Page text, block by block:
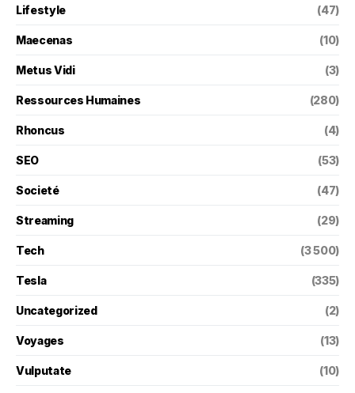
Lifestyle (47)
Maecenas (10)
Metus Vidi (3)
Ressources Humaines (280)
Rhoncus (4)
SEO (53)
Societé (47)
Streaming (29)
Tech (3 500)
Tesla (335)
Uncategorized (2)
Voyages (13)
Vulputate (10)